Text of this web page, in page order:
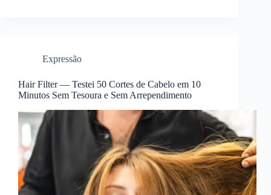
Expressão
Hair Filter — Testei 50 Cortes de Cabelo em 10
Minutos Sem Tesoura e Sem Arrependimento